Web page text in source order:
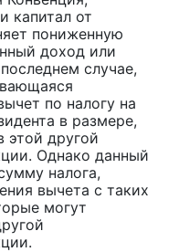
капитал от
пониженную
доход или
случае,
по налогу на
в размере,
этой другой
Однако данный
налога,
вычета с таких
могут